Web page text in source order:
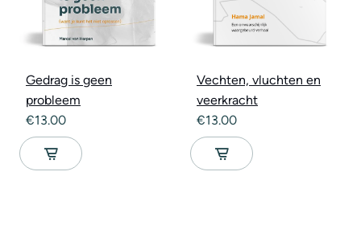
Gedrag is geen
probleem
€13.00
Vechten, vluchten en
veerkracht
€13.00